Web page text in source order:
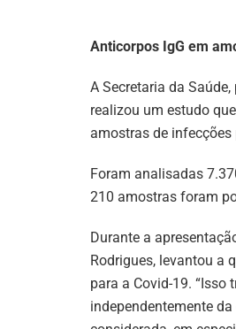
Anticorpos IgG em
A Secretaria da
realizou um estudo
amostras de infecções
Foram analisadas
210 amostras foram
Durante a
Rodrigues, levantou a
para a Covid-19.
independentemente